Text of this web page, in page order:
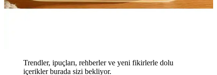
Trendler, ipuçları, rehberler ve yeni fikirlerle dolu
içerikler burada sizi bekliyor.